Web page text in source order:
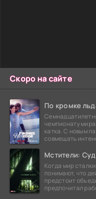
Скоро на сайте
По кромке
чемпионату
катка. С новым
совмещать
Мстители:
Когда мир
понимают, что
предстоит
предпочитал